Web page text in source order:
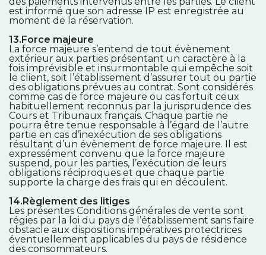
est informé que son adresse IP est enregistrée au
moment de la réservation.
13.Force majeure
La force majeure s’entend de tout évènement
extérieur aux parties présentant un caractère à la
fois imprévisible et insurmontable qui empêche soit
le client, soit l’établissement d’assurer tout ou partie
des obligations prévues au contrat. Sont considérés
comme cas de force majeure ou cas fortuit ceux
habituellement reconnus par la jurisprudence des
Cours et Tribunaux français. Chaque partie ne
pourra être tenue responsable à l’égard de l’autre
partie en cas d’inexécution de ses obligations
résultant d’un évènement de force majeure. Il est
expressément convenu que la force majeure
suspend, pour les parties, l’exécution de leurs
obligations réciproques et que chaque partie
supporte la charge des frais qui en découlent.
14.Règlement des litiges
Les présentes Conditions générales de vente sont
régies par la loi du pays de l’établissement sans faire
obstacle aux dispositions impératives protectrices
éventuellement applicables du pays de résidence
des consommateurs.